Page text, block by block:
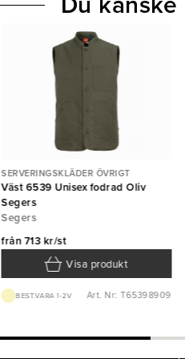
SERVERINGSKLÄDER ÖVRIGT
Väst 6539 Unisex fodrad Oliv
Segers
Segers
från713 kr/st
Visa produkt
BEST.VARA 1-2V Art. Nr: T65398909